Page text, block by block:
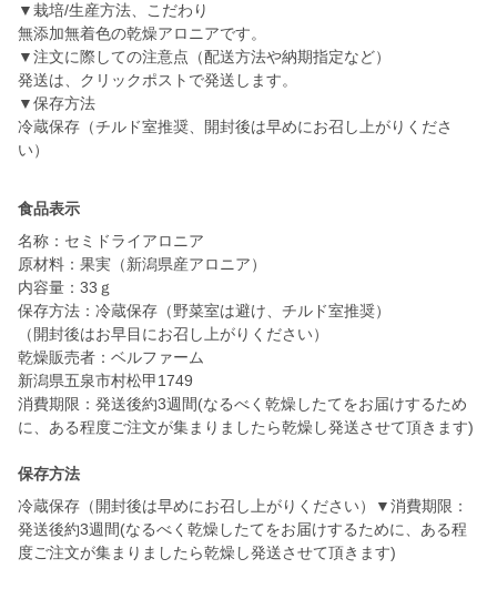
▼栽培/生産方法、こだわり
無添加無着色の乾燥アロニアです。
▼注文に際しての注意点（配送方法や納期指定など）
発送は、クリックポストで発送します。
▼保存方法
冷蔵保存（チルド室推奨、開封後は早めにお召し上がりくださ
食品表示
名称：セミドライアロニア
原材料：果実（新潟県産アロニア）
内容量：33ｇ
保存方法：冷蔵保存（野菜室は避け、チルド室推奨）
（開封後はお早目にお召し上がりください）
乾燥販売者：ベルファーム
新潟県五泉市村松甲1749
消費期限：発送後約3週間(なるべく乾燥したてをお届けするため
に、ある程度ご注文が集まりましたら乾燥し発送させて頂きます)
保存方法
冷蔵保存（開封後は早めにお召し上がりください）▼消費期限：
発送後約3週間(なるべく乾燥したてをお届けするために、ある程
度ご注文が集まりましたら乾燥し発送させて頂きます)